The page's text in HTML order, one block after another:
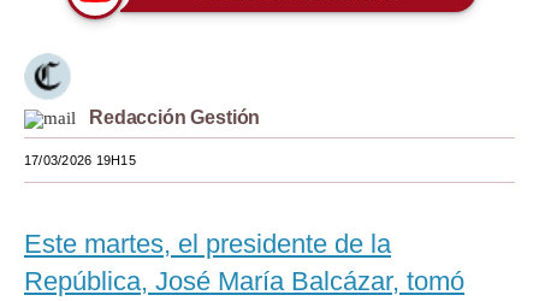
Moda
Estilos
México
España
Redacción Gestión
17/03/2026 19H15
Este martes, el presidente de la
República, José María Balcázar, tomó